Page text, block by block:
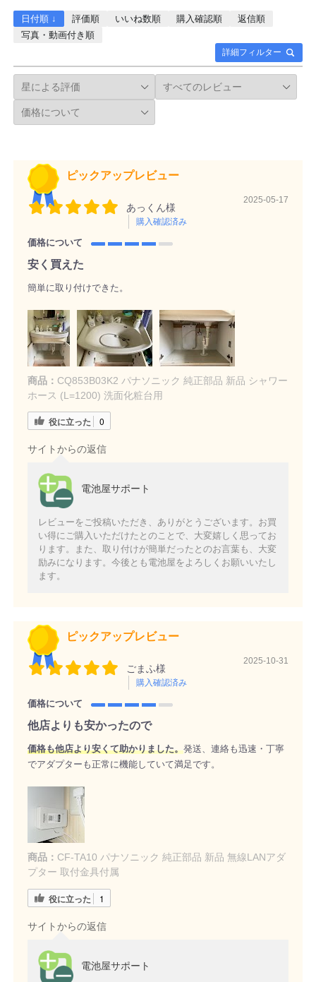
詳細フィルター
日付順 ↓ 評価順 いいね数順 購入確認順
返信順
写真・動画付き順
ピックアップレビュー
あっくん様
購入確認済み
2025-05-17
価格について
安く買えた
簡単に取り付けできた。
商品： CQ853B03K2 パナソニック 純正部品 新品 シャワー
ホース (L=1200) 洗面化粧台用
役に立った 0
サイトからの返信
電池屋サポート
レビューをご投稿いただき、ありがとうございます。お買
い得にご購入いただけたとのことで、大変嬉しく思ってお
ります。また、取り付けが簡単だったとのお言葉も、大変
励みになります。今後とも電池屋をよろしくお願いいたし
ます。
ピックアップレビュー
ごまふ様
購入確認済み
2025-10-31
価格について
他店よりも安かったので
価格も他店より安くて助かりました。発送、連絡も迅速・丁寧
でアダプターも正常に機能していて満足です。
商品： CF-TA10 パナソニック 純正部品 新品 無線LANアダ
プター 取付金具付属
役に立った 1
サイトからの返信
電池屋サポート